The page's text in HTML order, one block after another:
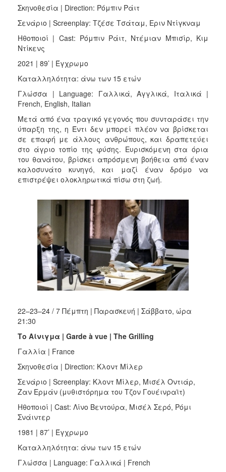
Σκηνοθεσία | Direction: Ρόμπιν Ράιτ
Σενάριο | Screenplay: Τζέσε Τσάταμ, Εριν Ντίγκναμ
Ηθοποιοί | Cast: Ρόμπιν Ράιτ, Ντέμιαν Μπισίρ, Κιμ
Ντίκενς
2021 | 89’ | Έγχρωμο
Καταλληλότητα: άνω των 15 ετών
Γλώσσα | Language: Γαλλικά, Αγγλικά, Ιταλικά |
French, English, Italian
Μετά από ένα τραγικό γεγονός που συνταράσει την
ύπαρξη της, η Έντι δεν μπορεί πλέον να βρίσκεται
σε επαφή με άλλους ανθρώπους, και δραπετεύει
στο άγριο τοπίο της φύσης. Ευρισκόμενη στα όρια
του θανάτου, βρίσκει απρόσμενη βοήθεια από έναν
καλοσυνάτο κυνηγό, και μαζί έναν δρόμο να
επιστρέψει ολοκληρωτικά πίσω στη ζωή.
22–23–24 / 7 Πέμπτη | Παρασκευή | Σάββατο, ώρα
21:30
Το Αίνιγμα | Garde à vue | The Grilling
Γαλλία | France
Σκηνοθεσία | Direction: Κλοντ Μίλερ
Σενάριο | Screenplay: Κλοντ Μίλερ, Μισέλ Οντιάρ,
Ζαν Ερμάν (μυθιστόρημα του Τζον Γουέινραϊτ)
Ηθοποιοί | Cast: Λίνο Βεντούρα, Μισέλ Σερό, Ρόμι
Σνάιντερ
1981 | 87’ | Έγχρωμο
Καταλληλότητα: άνω των 15 ετών
Γλώσσα | Language: Γαλλικά | French